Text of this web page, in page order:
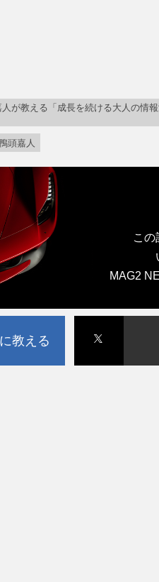
人が教える「成長を続ける大人の情
頭嘉人
この
MAG2
教える